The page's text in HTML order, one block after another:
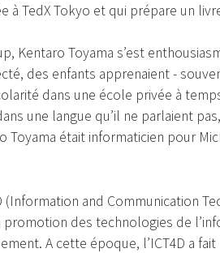
à TedX Tokyo et qui prépare un
Kentaro Toyama s’est
des enfants apprenaient -
dans une école privée à
une langue qu’il ne parlaient
Toyama était informaticien pour
(Information and Communication
des technologies de
A cette époque, l’ICT4D a